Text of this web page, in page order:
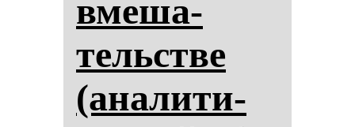
вме­ша­
тельстве
(ана­ли­ти­